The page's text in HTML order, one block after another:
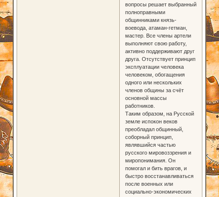
вопросы решает выбранный
полноправными
общинниками князь-
воевода, атаман-гетман,
мастер. Все члены артели
выполняют свою работу,
активно поддерживают друг
друга. Отсутствует принцип
эксплуатации человека
человеком, обогащения
одного или нескольких
членов общины за счёт
основной массы
работников.
Таким образом, на Русской
земле испокон веков
преобладал общинный,
соборный принцип,
являвшийся частью
русского мировоззрения и
миропонимания. Он
помогал и бить врагов, и
быстро восстанавливаться
после военных или
социально-экономических